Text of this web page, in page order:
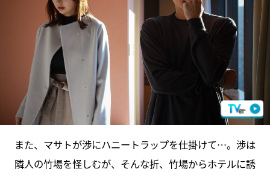
また、マサトが渉にハニートラップを仕掛けて…。渉は
隣人の竹場を怪しむが、そんな折、竹場からホテルに誘